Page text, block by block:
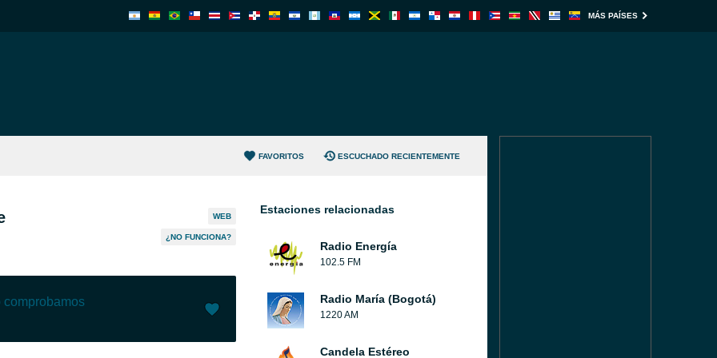
MÁS PAÍSES
FAVORITOS ESCUCHADO RECIENTEMENTE
WEB
¿NO FUNCIONA?
comprobamos
Estaciones relacionadas
Radio Energía
102.5 FM
Radio María (Bogotá)
1220 AM
Candela Estéreo